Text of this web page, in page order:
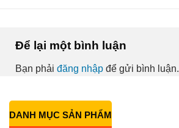
Để lại một bình luận
Bạn phải đăng nhập để gửi bình luận.
DANH MỤC SẢN PHẨM